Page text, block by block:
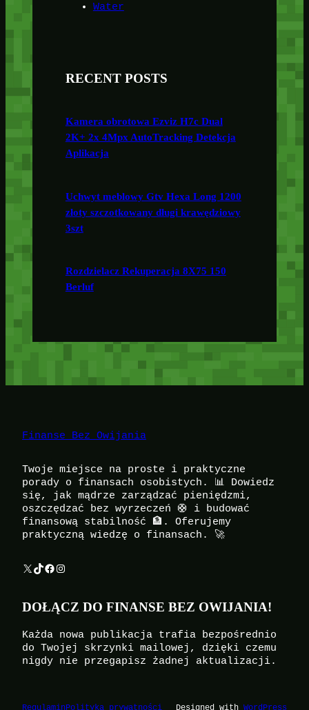
Water
RECENT POSTS
Kamera obrotowa Ezviz H7c Dual
2K+ 2x 4Mpx AutoTracking Detekcja
Aplikacja
Uchwyt meblowy Gtv Hexa Long 1200
złoty szczotkowany długi krawędziowy
3szt
Rozdzielacz Rekuperacja 8X75 150
Berluf
Finanse Bez Owijania
Twoje miejsce na proste i praktyczne
porady o finansach osobistych. 📊 Dowiedz
się, jak mądrze zarządzać pieniędzmi,
oszczędzać bez wyrzeczeń 🛟 i budować
finansową stabilność 🏦. Oferujemy
praktyczną wiedzę o finansach. 🚀
X TikTok Facebook Instagram
DOŁĄCZ DO FINANSE BEZ OWIJANIA!
Każda nowa publikacja trafia bezpośrednio
do Twojej skrzynki mailowej, dzięki czemu
nigdy nie przegapisz żadnej aktualizacji.
RegulaminPolityka prywatności Designed with WordPress